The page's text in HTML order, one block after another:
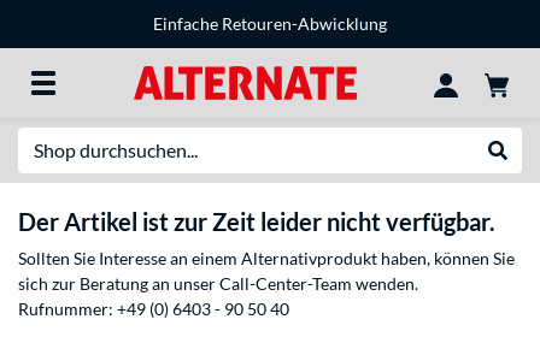
Einfache Retouren-Abwicklung
Der Artikel ist zur Zeit leider nicht verfügbar.
Sollten Sie Interesse an einem Alternativprodukt haben, können Sie
sich zur Beratung an unser Call-Center-Team wenden.
Rufnummer: +49 (0) 6403 - 90 50 40